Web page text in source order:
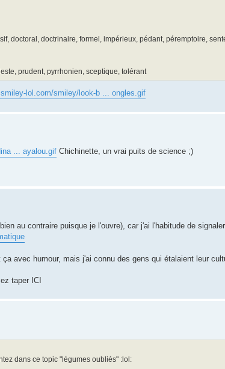
doctoral, doctrinaire, formel, impérieux, pédant, péremptoire,
prudent, pyrrhonien, sceptique, tolérant
lol.com/smiley/look-b ... ongles.gif
... ayalou.gif Chichinette, un vrai puits de science ;)
au contraire puisque je l'ouvre), car j'ai l'habitude de
avec humour, mais j'ai connu des gens qui étalaient leur
taper ICI
dans ce topic "légumes oubliés" :lol: